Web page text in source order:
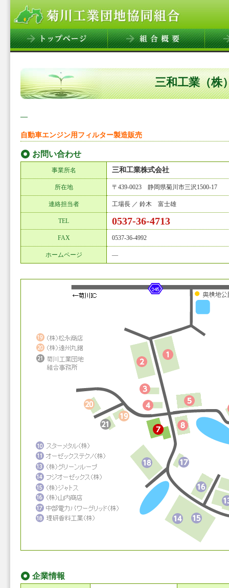
三和工業（株
―
自動車エンジン用フィルター製造販売
お問い合わせ
事業所名 三和工業株式会社
所在地 〒439-0023 静岡県菊川市三沢1500-17
連絡担当者 工場長 ／ 鈴木 富士雄
TEL 0537-36-4713
FAX 0537-36-4992
ホームページ ―
企業情報